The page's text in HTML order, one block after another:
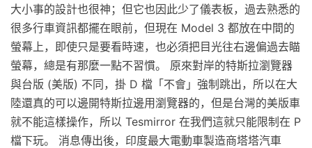
大小事的設計也很神；但它也因此少了儀表板，過去熟悉的
很多行車資訊都擺在眼前，但現在 Model 3 都放在中間的
螢幕上，即使只是要看時速，也必須把目光往右邊偏過去瞄
螢幕，總是有那麼一點不習慣。 原來對岸的特斯拉瀏覽器
與台版 (美版) 不同，掛 D 檔「不會」強制跳出，所以在大
陸還真的可以邊開特斯拉邊用瀏覽器的，但是台灣的美版車
就不能這樣操作，所以 Tesmirror 在我們這就只能限制在 P
檔下玩。 消息傳出後，印度最大電動車製造商塔塔汽車